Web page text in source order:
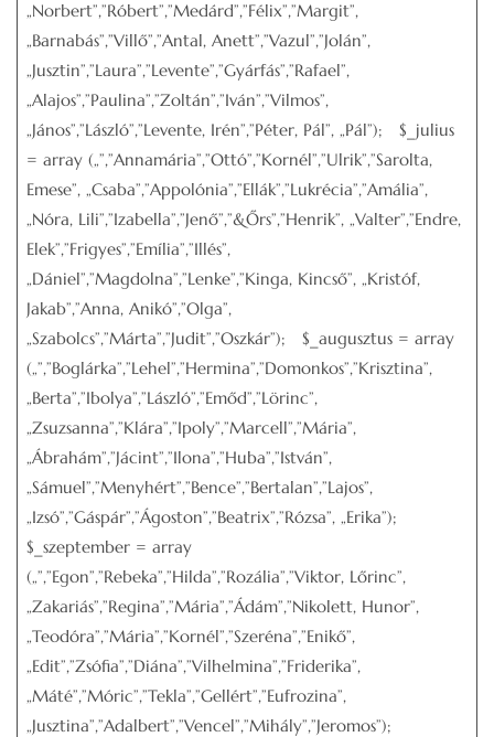
„Norbert”,”Róbert”,”Medárd”,”Félix”,”Margit”,
„Barnabás”,”Villő”,”Antal, Anett”,”Vazul”,”Jolán”,
„Jusztin”,”Laura”,”Levente”,”Gyárfás”,”Rafael”,
„Alajos”,”Paulina”,”Zoltán”,”Iván”,”Vilmos”,
„János”,”László”,”Levente, Irén”,”Péter, Pál”, „Pál”); $_julius
= array („”,”Annamária”,”Ottó”,”Kornél”,”Ulrik”,”Sarolta,
Emese”, „Csaba”,”Appolónia”,”Ellák”,”Lukrécia”,”Amália”,
„Nóra, Lili”,”Izabella”,”Jenő”,”&Őrs”,”Henrik”, „Valter”,”Endre,
Elek”,”Frigyes”,”Emília”,”Illés”,
„Dániel”,”Magdolna”,”Lenke”,”Kinga, Kincső”, „Kristóf,
Jakab”,”Anna, Anikó”,”Olga”,
„Szabolcs”,”Márta”,”Judit”,”Oszkár”); $_augusztus = array
(„”,”Boglárka”,”Lehel”,”Hermina”,”Domonkos”,”Krisztina”,
„Berta”,”Ibolya”,”László”,”Emőd”,”Lörinc”,
„Zsuzsanna”,”Klára”,”Ipoly”,”Marcell”,”Mária”,
„Ábrahám”,”Jácint”,”Ilona”,”Huba”,”István”,
„Sámuel”,”Menyhért”,”Bence”,”Bertalan”,”Lajos”,
„Izsó”,”Gáspár”,”Ágoston”,”Beatrix”,”Rózsa”, „Erika”);
$_szeptember = array
(„”,”Egon”,”Rebeka”,”Hilda”,”Rozália”,”Viktor, Lőrinc”,
„Zakariás”,”Regina”,”Mária”,”Ádám”,”Nikolett, Hunor”,
„Teodóra”,”Mária”,”Kornél”,”Szeréna”,”Enikő”,
„Edit”,”Zsófia”,”Diána”,”Vilhelmina”,”Friderika”,
„Máté”,”Móric”,”Tekla”,”Gellért”,”Eufrozina”,
„Jusztina”,”Adalbert”,”Vencel”,”Mihály”,”Jeromos”);